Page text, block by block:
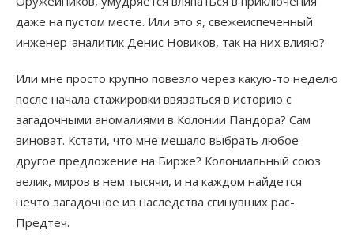
даже на пустом месте. Или это я, свежеиспеченный
инженер-аналитик Денис Новиков, так на них влияю?
Или мне просто крупно повезло через какую-то неделю
после начала стажировки ввязаться в историю с
загадочными аномалиями в Колонии Пандора? Сам
виноват. Кстати, что мне мешало выбрать любое
другое предложение на Бирже? Колониальный союз
велик, миров в нем тысячи, и на каждом найдется
нечто загадочное из наследства сгинувших рас-
Предтеч.